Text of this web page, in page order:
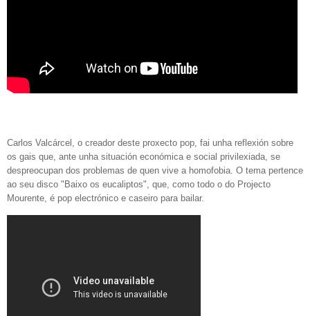
Carlos Valcárcel, o creador deste proxecto pop, fai unha reflexión sobre
os gais que, ante unha situación económica e social privilexiada, se
despreocupan dos problemas de quen vive a homofobia. O tema pertence
ao seu disco "Baixo os eucaliptos", que, como todo o do Projecto
Mourente, é pop electrónico e caseiro para bailar.